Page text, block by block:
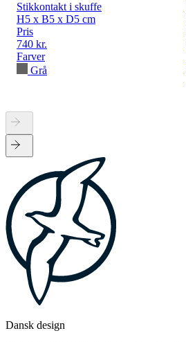
Stikkontakt i skuffe
H5 x B5 x D5 cm
Pris
740 kr.
Farver
Grå
Dansk design